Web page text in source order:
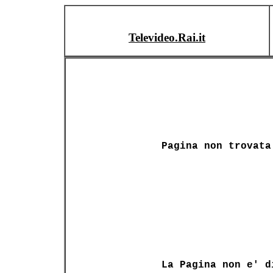
Televideo.Rai.it
Pagina non trovata
La Pagina non e'